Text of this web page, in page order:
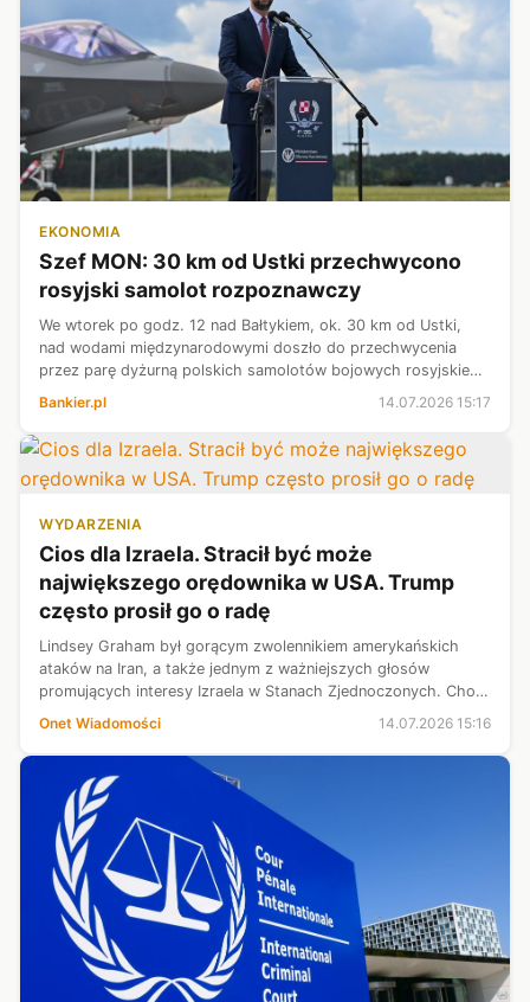
EKONOMIA
Szef MON: 30 km od Ustki przechwycono
rosyjski samolot rozpoznawczy
We wtorek po godz. 12 nad Bałtykiem, ok. 30 km od Ustki,
nad wodami międzynarodowymi doszło do przechwycenia
przez parę dyżurną polskich samolotów bojowych rosyjskiego
wicepremier, szef MON Włady...
Bankier.pl 14.07.2026 15:17
WYDARZENIA
Cios dla Izraela. Stracił być może
największego orędownika w USA. Trump
często prosił go o radę
Lindsey Graham był gorącym zwolennikiem amerykańskich
ataków na Iran, a także jednym z ważniejszych głosów
promujących interesy Izraela w Stanach Zjednoczonych. Choć
premier Netanjahu ma wśród republikanów także innych
Onet Wiadomości 14.07.2026 15:16